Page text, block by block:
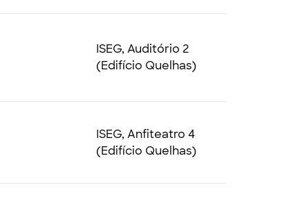
ISEG, Auditório 2
(Edifício Quelhas)
ISEG, Anfiteatro 4
(Edifício Quelhas)